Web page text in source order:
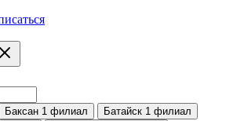
Баксан 1 филиал Батайск 1 филиал